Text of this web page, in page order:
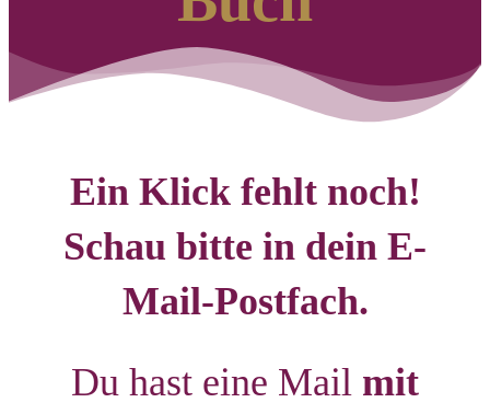
Ein Klick fehlt noch!
Schau bitte in dein E-
Mail-Postfach.
Du hast eine Mail mit